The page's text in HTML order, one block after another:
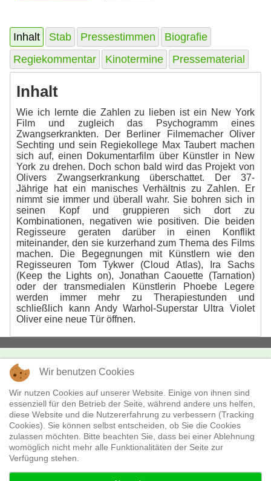
Inhalt Stab Pressestimmen
Biografie
Regiekommentar
Kinotermine Pressematerial
Inhalt
Wie ich lernte die Zahlen zu lieben ist ein New York
Film und zugleich das Psychogramm eines
Zwangserkrankten. Der Berliner Filmemacher Oliver
Sechting und sein Regiekollege Max Taubert machen
sich auf, einen Dokumentarfilm über Künstler in New
York zu drehen. Doch schon bald wird das Projekt von
Olivers Zwangserkrankung überschattet. Der 37-
Jährige hat ein manisches Verhältnis zu Zahlen. Er
nimmt sie immer und überall wahr. Sie bohren sich in
seinen Kopf und gruppieren sich dort zu
Kombinationen, negativen wie positiven. Die beiden
Regisseure geraten darüber in einen Konflikt
miteinander, den sie kurzerhand zum Thema des Films
machen. Die Begegnungen mit Künstlern wie den
Regisseuren Tom Tykwer (Cloud Atlas), Ira Sachs
(Keep the Lights on), Jonathan Caouette (Tarnation)
oder der transmedialen Künstlerin Phoebe Legere
werden immer mehr zu Therapiestunden und
schließlich kann Andy Warhol-Superstar Ultra Violet
Oliver eine neue Tür öffnen.
KONTAKT
missingFILMs
Boxhagener Str. 18
10245 Berlin
Telefon:+49 - (0)30 - 28 36 530
E-Mail:verleih@missingfilms.de
Datenschutzerklärung
Wir benutzen Cookies
Wir nutzen Cookies auf unserer Website. Einige von ihnen sind
essenziell für den Betrieb der Seite, während andere uns helfen,
diese Website und die Nutzererfahrung zu verbessern (Tracking
Cookies). Sie können selbst entscheiden, ob Sie die Cookies
zulassen möchten. Bitte beachten Sie, dass bei einer Ablehnung
womöglich nicht mehr alle Funktionalitäten der Seite zur
Verfügung stehen.